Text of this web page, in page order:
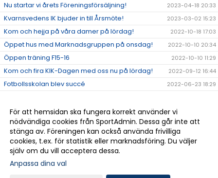
Nu startar vi årets Föreningsförsäljning! 2023-04-18 20:33
Kvarnsvedens IK bjuder in till Årsmöte! 2023-03-02 15:23
Kom och hejja på våra damer på lördag! 2022-10-18 17:03
Öppet hus med Marknadsgruppen på onsdag! 2022-10-10 20:34
Öppen träning F15-16 2022-10-10 11:29
Kom och fira KIK-Dagen med oss nu på lördag! 2022-09-12 16:44
Fotbollsskolan blev succé 2022-06-23 18:29
Medlemsinformation 2022-05-30 12:09
Fotbollsskolan V.25 20-23/6 2022-04-29 07:48
Välkomna till vår nya hemsida! 2022-04-04 08:52
För att hemsidan ska fungera korrekt använder vi
nödvändiga cookies från SportAdmin. Dessa går inte att
stänga av. Föreningen kan också använda frivilliga
cookies, t.ex. för statistik eller marknadsföring. Du väljer
själv om du vill acceptera dessa.
Anpassa dina val